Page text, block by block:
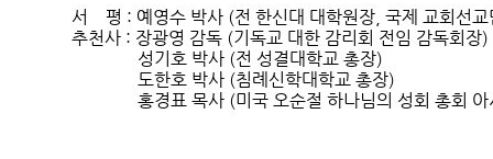
서    평 : 예영수 박사 (전 한신대 대학원장, 국제 교회선
추천사 : 장광영 감독 (기독교 대한 감리회 전임 감독회장)
               성기호 박사 (전 성결대학교 총장)
               도한호 박사 (침례신학대학교 총장)